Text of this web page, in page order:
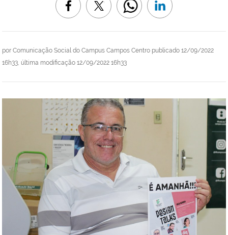
por Comunicação Social do Campus Campos Centro publicado 12/09/2022
16h33, última modificação 12/09/2022 16h33